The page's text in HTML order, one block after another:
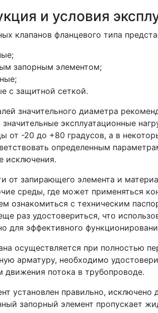
и условия
клапанов фланцевого типа
запорным элементом;
с защитной сеткой.
значительного диаметра
эксплуатационные
от -20 до +80 градусов, а в
определенным
исключения.
от запирающего элемента и
среды, где может применяться
ознакомиться с техническим
раз удостовериться, что
для эффективного
осуществляется при полностью
арматуру, необходимо
движения потока в трубопроводе.
установлен правильно,
запорный элемент пропускает